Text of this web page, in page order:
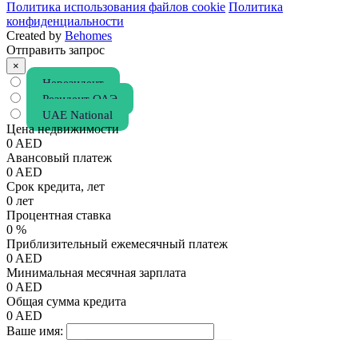
Политика использования файлов cookie Политика
конфиденциальности
Created by Behomes
Отправить запрос
×
Нерезидент
Резидент ОАЭ
UAE National
Цена недвижимости
0 AED
Авансовый платеж
0 AED
Срок кредита, лет
0 лет
Процентная ставка
0 %
Приблизительный ежемесячный платеж
0 AED
Минимальная месячная зарплата
0 AED
Общая сумма кредита
0 AED
Ваше имя: